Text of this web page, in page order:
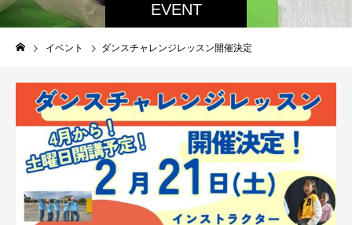
EVENT
イベント ダンスチャレンジレッスン開催決定